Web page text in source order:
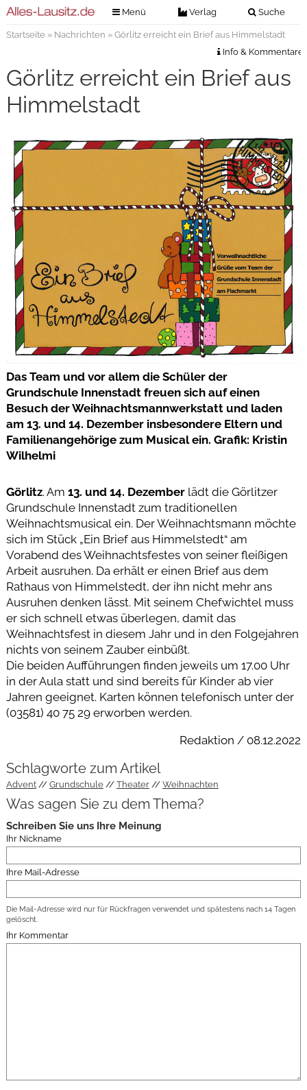
Menü Verlag Suche
Verlag
Kontakt
Impressum
Nachrichten
Anzeigensuche
Digitale Ausgaben
Startseite» Nachrichten » Görlitz erreicht ein Brief aus Himmelstadt
Info & Kommentare
Görlitz erreicht ein Brief aus
Himmelstadt
Das Team und vor allem die Schüler der
Grundschule Innenstadt freuen sich auf einen
Besuch der Weihnachtsmannwerkstatt und laden
am 13. und 14. Dezember insbesondere Eltern und
Familienangehörige zum Musical ein. Grafik: Kristin
Wilhelmi
Görlitz. Am 13. und 14. Dezemberlädt die Görlitzer
Grundschule Innenstadt zum traditionellen
Weihnachtsmusical ein. Der Weihnachtsmann möchte
sich im Stück „Ein Brief aus Himmelstedt“ am
Vorabend des Weihnachtsfestes von seiner fleißigen
Arbeit ausruhen. Da erhält er einen Brief aus dem
Rathaus von Himmelstedt, der ihn nicht mehr ans
Ausruhen denken lässt. Mit seinem Chefwichtel muss
er sich schnell etwas überlegen, damit das
Weihnachtsfest in diesem Jahr und in den Folgejahren
nichts von seinem Zauber einbüßt.
Die beiden Aufführungen finden jeweils um 17.00 Uhr
in der Aula statt und sind bereits für Kinder ab vier
Jahren geeignet. Karten können telefonisch unter der
(03581) 40 75 29 erworben werden.
Redaktion / 08.12.2022
Schlagworte zum Artikel
Advent Grundschule Theater Weihnachten
Was sagen Sie zu dem Thema?
Schreiben Sie uns Ihre Meinung
Ihr Nickname
Ihre Mail-Adresse
Die Mail-Adresse wird nur für Rückfragen verwendet und spätestens nach 14 Tagen
gelöscht.
Ihr Kommentar